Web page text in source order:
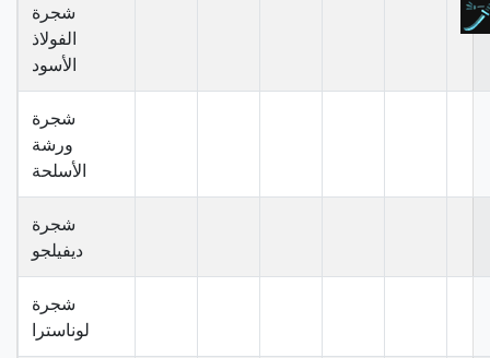
شجرة
الفولاذ
الأسود
شجرة
ورشة
الأسلحة
شجرة
ديفيلجو
شجرة
لوناسترا